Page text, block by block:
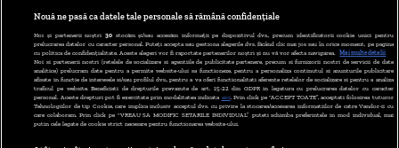
ABONARE DIGI TV
GESTIONAȚI PREFERINȚELE
CODUL DIGI24
CAMERE WEB
Nouă ne pasă ca datele tale personale să rămână confidențiale
Noi și partenerii noștri 30stocăm și/sau accesăm informații pe dispozitivul dvs., precum identificatorii cookie unici pentru
prelucrarea datelor cu caracter personal. Puteți accepta sau gestiona alegerile dvs. făcând clic mai jos sau în orice moment, pe pagina
cu politica de confidențialitate. Aceste alegeri vor fi raportate partenerilor noștri și nu vă vor afecta navigarea.
Mai multe detalii
Noi si partenerii nostri (retelele de socializare si agentiile de publicitate partenere, precum si furnizorii nostri de servicii de date
analitice) prelucram date pentru a permite website-ului sa functioneze, pentru a personaliza continutul si anunturile publicitare
afisate in functie de interesele si/sau profilul dvs., pentru a va oferi functionalitati aferente retelelor de socializare si pentru a analiza
traficul pe website. Beneficiati de drepturile prevazute de art. 15-22 din GDPR in legatura cu prelucrarea datelor cu caracter
personal. Aceste drepturi pot fi exercitate prin modalitatea indicata aici. Prin click pe “ACCEPT TOATE”, acceptati folosirea tuturor
Tehnologiilor de tip Cookie, care implica inclusiv acceptul dvs. cu privire la stocarea/accesarea informatiilor de catre Vendor-ii cu
care colaboram. Prin click pe “VREAU SA MODIFIC SETARILE INDIVIDUAL” puteti schimba preferintele in mod individual, mai
putin cele legate de cookie strict necesare pentru functionarea website-ului.